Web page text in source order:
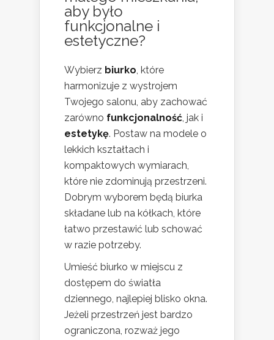
aby było
funkcjonalne i
estetyczne?
Wybierz biurko, które
harmonizuje z wystrojem
Twojego salonu, aby zachować
zarówno funkcjonalność, jak i
estetykę. Postaw na modele o
lekkich kształtach i
kompaktowych wymiarach,
które nie zdominują przestrzeni.
Dobrym wyborem będą biurka
składane lub na kółkach, które
łatwo przestawić lub schować
w razie potrzeby.
Umieść biurko w miejscu z
dostępem do światła
dziennego, najlepiej blisko okna.
Jeżeli przestrzeń jest bardzo
ograniczona, rozważ jego